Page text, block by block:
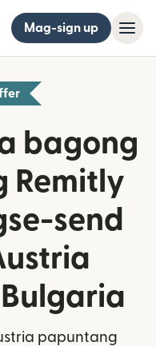
Mag-sign up
bagong
Remitly
send
papuntang